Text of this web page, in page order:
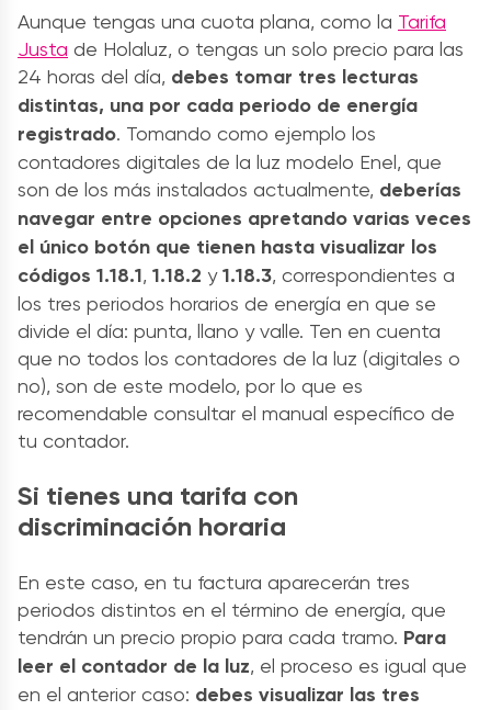
Aunque tengas una cuota plana, como la Tarifa
Justa de Holaluz, o tengas un solo precio para las
24 horas del día, debes tomar tres lecturas
distintas, una por cada periodo de energía
registrado. Tomando como ejemplo los
contadores digitales de la luz modelo Enel, que
son de los más instalados actualmente, deberías
navegar entre opciones apretando varias veces
el único botón que tienen hasta visualizar los
códigos 1.18.1, 1.18.2 y1.18.3, correspondientes a
los tres periodos horarios de energía en que se
divide el día: punta, llano y valle. Ten en cuenta
que no todos los contadores de la luz (digitales o
no), son de este modelo, por lo que es
recomendable consultar el manual específico de
tu contador.
Si tienes una tarifa con
discriminación horaria
En este caso, en tu factura aparecerán tres
periodos distintos en el término de energía, que
tendrán un precio propio para cada tramo. Para
leer el contador de la luz, el proceso es igual que
en el anterior caso: debes visualizar las tres